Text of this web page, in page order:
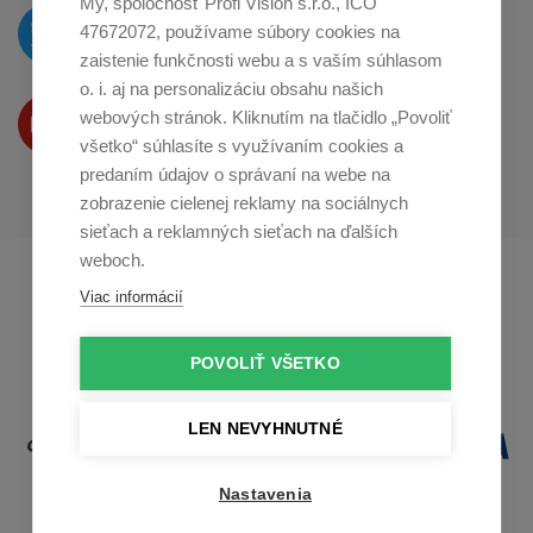
O novinkách píšeme
naTwitteri
Produkty Vám predstavujeme
na Youtube
Profikuchař.cz
47672072, používame súbory cookies na
zaistenie funkčnosti webu a s vaším súhlasom
o. i. aj na personalizáciu obsahu našich
webových stránok. Kliknutím na tlačidlo „Povoliť
všetko“ súhlasíte s využívaním cookies a
predaním údajov o správaní na webe na
zobrazenie cielenej reklamy na sociálnych
sieťach a reklamných sieťach na ďalších
weboch.
Viac informácií
POVOLIŤ VŠETKO
LEN NEVYHNUTNÉ
Nastavenia